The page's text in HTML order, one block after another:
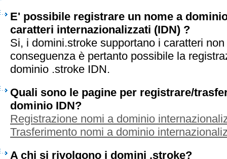
E' possibile registrare un nome a
caratteri internazionalizzati (IDN) ?
Si, i domini.stroke supportano i caratteri
conseguenza è pertanto possibile la
dominio .stroke IDN.
Quali sono le pagine per registrare/
dominio IDN?
Registrazione nomi a dominio
Trasferimento nomi a dominio
A chi si rivolgono i domini .stroke?